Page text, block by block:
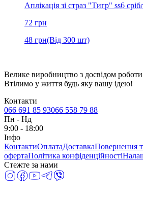
Аплікація зі страз "Тигр" ss6
72 грн
48 грн(Від 300 шт)
Велике виробництво з досвідом
Втілимо у життя будь яку вашу ідею!
Контакти
066 691 85 93066 558 79 88
Пн - Нд
9:00 - 18:00
Інфо
КонтактиОплатаДоставкаПовернення
офертаПолітика конфіденційності
Стежте за нами